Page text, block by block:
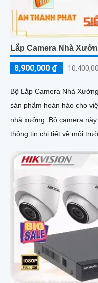
Lắp Camera Nhà
8,900,000 ₫
Bộ Lắp Camera Nhà
sản phẩm hoàn hảo cho
nhà xưởng. Bộ camera này được trang bị đầy đủ, cung cấp
thông tin chi tiết về môi